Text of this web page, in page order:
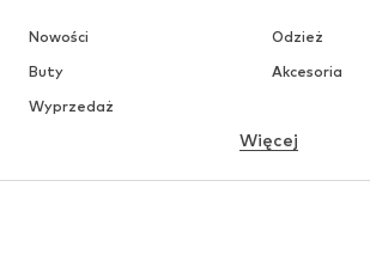
Nowości
Odzież
Buty
Akcesoria
Wyprzedaż
Więcej